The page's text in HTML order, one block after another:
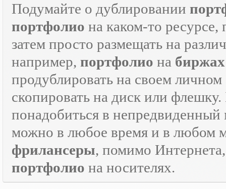
Подумайте о дублировании
портфолио на каком-то ресурсе,
затем просто размещать на
например, портфолио на
продублировать на своем
скопировать на диск или
понадобиться в непредвиденный
можно в любое время и в любом
фрилансеры, помимо
портфолио на носителях.